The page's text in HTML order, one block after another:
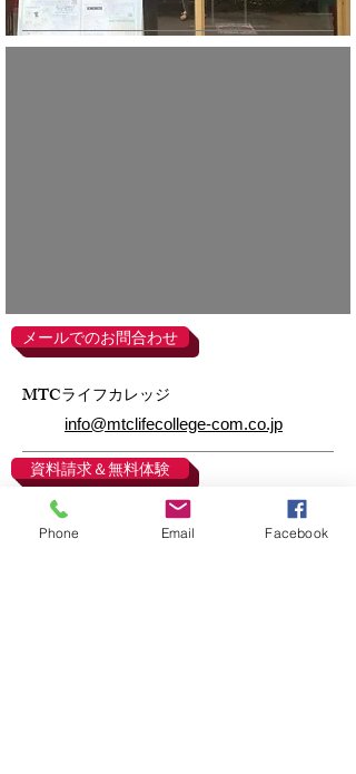
メールでのお問合わせ
MTCライフカレッジ
info@mtclifecollege-com.co.jp
資料請求＆無料体験
Phone Email Facebook